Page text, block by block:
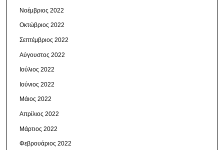
Νοέμβριος 2022
Οκτώβριος 2022
Σεπτέμβριος 2022
Αύγουστος 2022
Ιούλιος 2022
Ιούνιος 2022
Μάιος 2022
Απρίλιος 2022
Μάρτιος 2022
Φεβρουάριος 2022